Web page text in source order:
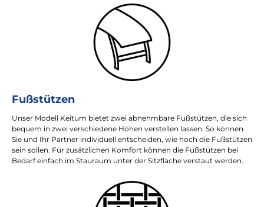
Fußstützen
Unser Modell Keitum bietet zwei abnehmbare Fußstützen, die sich
bequem in zwei verschiedene Höhen verstellen lassen. So können
Sie und Ihr Partner individuell entscheiden, wie hoch die Fußstützen
sein sollen. Für zusätzlichen Komfort können die Fußstützen bei
Bedarf einfach im Stauraum unter der Sitzfläche verstaut werden.